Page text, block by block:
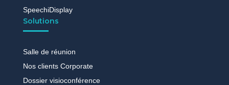
SpeechiDisplay
Solutions
Salle de réunion
Nos clients Corporate
Dossier visioconférence